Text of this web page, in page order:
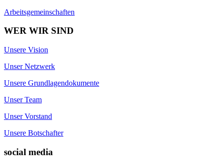
Arbeitsgemeinschaften
WER WIR SIND
Unsere Vision
Unser Netzwerk
Unsere Grundlagendokumente
Unser Team
Unser Vorstand
Unsere Botschafter
social media